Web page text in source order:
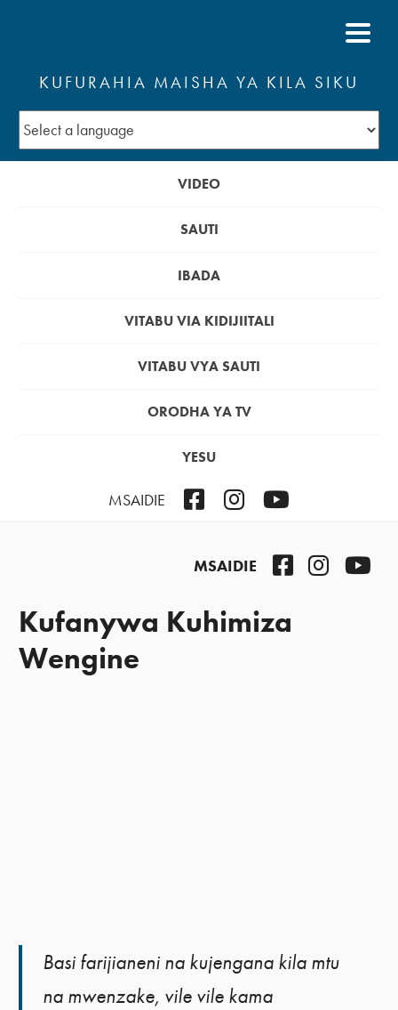
KUFURAHIA MAISHA YA KILA SIKU
VIDEO
SAUTI
IBADA
VITABU VIA KIDIJIITALI
VITABU VYA SAUTI
ORODHA YA TV
YESU
MSAIDIE FacebookInstagram
MSAIDIE Facebook
Kufanywa Kuhimiza
Wengine
Basi farijianeni na kujengana kila mtu
na mwenzake, vile vile kama